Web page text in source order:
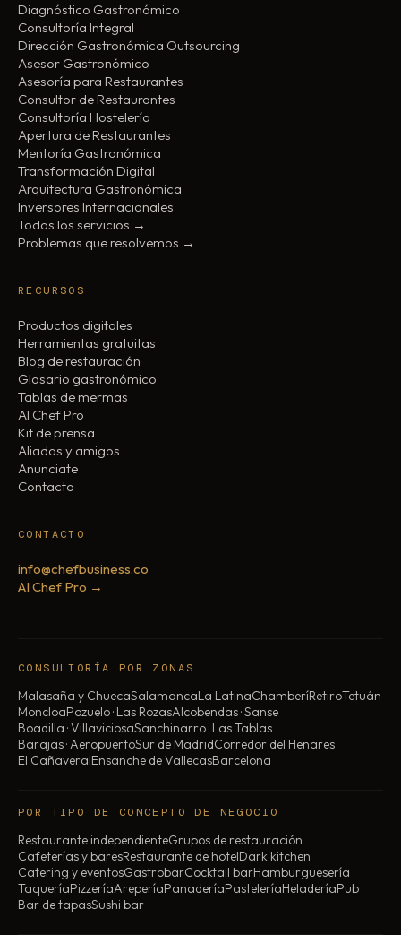
Diagnóstico Gastronómico
Consultoría Integral
Dirección Gastronómica Outsourcing
Asesor Gastronómico
Asesoría para Restaurantes
Consultor de Restaurantes
Consultoría Hostelería
Apertura de Restaurantes
Mentoría Gastronómica
Transformación Digital
Arquitectura Gastronómica
Inversores Internacionales
Todos los servicios →
Problemas que resolvemos →
RECURSOS
Productos digitales
Herramientas gratuitas
Blog de restauración
Glosario gastronómico
Tablas de mermas
AI Chef Pro
Kit de prensa
Aliados y amigos
Anunciate
Contacto
CONTACTO
info@chefbusiness.co
AI Chef Pro →
CONSULTORÍA POR ZONAS
Malasaña y ChuecaSalamancaLa LatinaChamberíRetiroTetuán
MoncloaPozuelo · Las RozasAlcobendas · Sanse
Boadilla · VillaviciosaSanchinarro · Las Tablas
Barajas · AeropuertoSur de MadridCorredor del Henares
El CañaveralEnsanche de VallecasBarcelona
POR TIPO DE CONCEPTO DE NEGOCIO
Restaurante independienteGrupos de restauración
Cafeterías y baresRestaurante de hotelDark kitchen
Catering y eventosGastrobarCocktail barHamburguesería
TaqueríaPizzeríaAreperíaPanaderíaPasteleríaHeladeríaPub
Bar de tapasSushi bar